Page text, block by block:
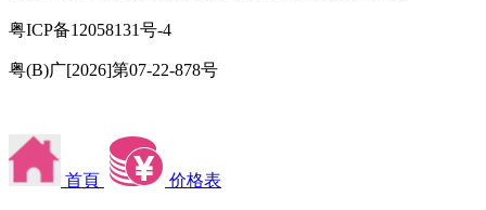
粤ICP备12058131号-4
粤(B)广[2026]第07-22-878号
首頁 价格表